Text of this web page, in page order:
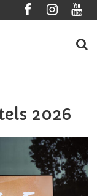
2026